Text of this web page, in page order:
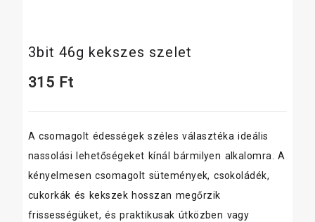
3bit 46g kekszes szelet
315 Ft
A csomagolt édességek széles választéka ideális
nassolási lehetőségeket kínál bármilyen alkalomra. A
kényelmesen csomagolt sütemények, csokoládék,
cukorkák és kekszek hosszan megőrzik
frissességüket, és praktikusak útközben vagy